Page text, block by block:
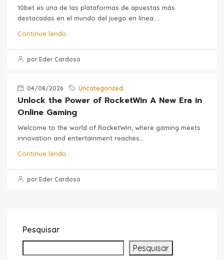
10bet es una de las plataformas de apuestas más
destacadas en el mundo del juego en línea....
Continue lendo
por Eder Cardoso
04/08/2026 Uncategorized
Unlock the Power of RocketWin A New Era in
Online Gaming
Welcome to the world of RocketWin, where gaming meets
innovation and entertainment reaches...
Continue lendo
por Eder Cardoso
Pesquisar
Pesquisar